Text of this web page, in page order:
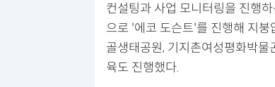
컨설팅과 사업 모니터링을 진행
으로 '에코 도슨트'를 진행해 지
골생태공원, 기지촌여성평화박
육도 진행했다.